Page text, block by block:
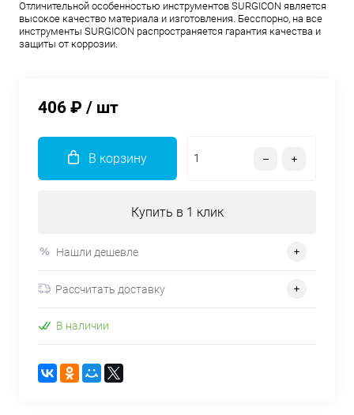
Отличительной особенностью инструментов SURGICON является
высокое качество материала и изготовления. Бесспорно, на все
инструменты SURGICON распространяется гарантия качества и
защиты от коррозии.
406 ₽ / шт
В корзину
Купить в 1 клик
Нашли дешевле
Рассчитать доставку
В наличии